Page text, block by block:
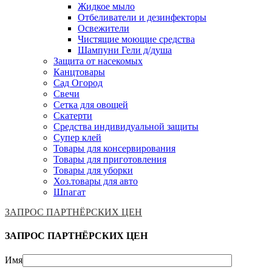
Жидкое мыло
Отбеливатели и дезинфекторы
Освежители
Чистящие моющие средства
Шампуни Гели д/душа
Защита от насекомых
Канцтовары
Сад Огород
Свечи
Сетка для овощей
Скатерти
Средства индивидуальной защиты
Супер клей
Товары для консервирования
Товары для приготовления
Товары для уборки
Хоз.товары для авто
Шпагат
ЗАПРОС ПАРТНЁРСКИХ ЦЕН
ЗАПРОС ПАРТНЁРСКИХ ЦЕН
Имя